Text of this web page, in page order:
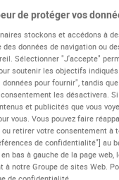
Court-
de protéger vos
stockons et accédons à
données de navigation ou
Sélectionner "J'accepte"
soutenir les objectifs
pour fournir", tandis
les désactivera.
et publicités que vous
vous. Vous pouvez faire
retirer votre consentement à
de confidentialité"] au
bas à gauche de la page web,
à notre Groupe de sites Web.